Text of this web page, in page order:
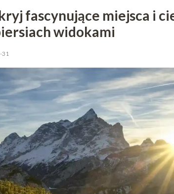
fascynujące miejsca i
widokami
31